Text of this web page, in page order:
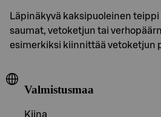
Läpinäkyvä kaksipuoleinen
saumat, vetoketjun tai
esimerkiksi kiinnittää vetoketjun
Valmistusmaa
Kiina